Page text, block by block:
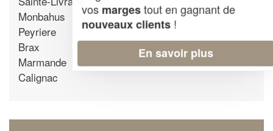
Monbahus
Peyriere
Brax
Marmande
Calignac
vosmargestout en gagnant de
nouveaux clients!
En savoir plus